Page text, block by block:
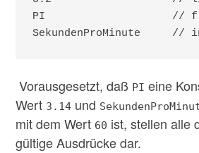
PI                    // float-
SekundenProMinute
Vorausgesetzt, daß PI eine
Wert 3.14 und
mit dem Wert 60 ist, stellen alle
gültige Ausdrücke dar.